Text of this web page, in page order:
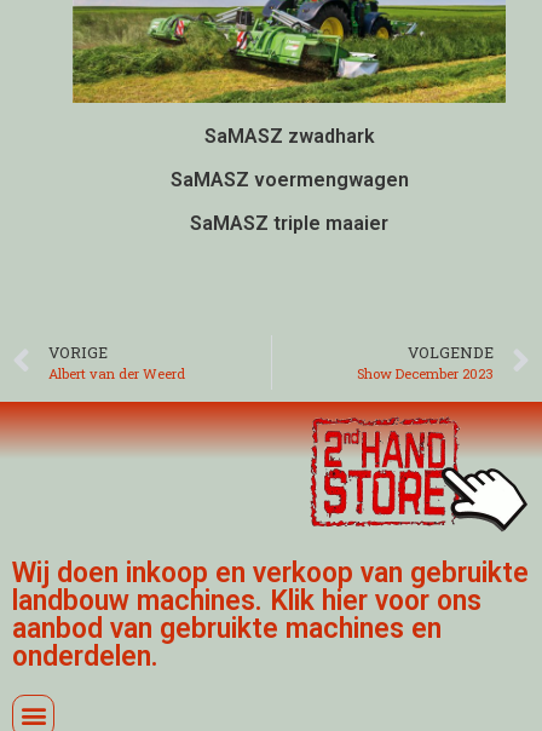
SaMASZ zwadhark
SaMASZ voermengwagen
SaMASZ triple maaier
VORIGE
Albert van der Weerd
VOLGENDE
Show December 2023
Wij doen inkoop en verkoop van gebruikte
landbouw machines. Klik hier voor ons
aanbod van gebruikte machines en
onderdelen.